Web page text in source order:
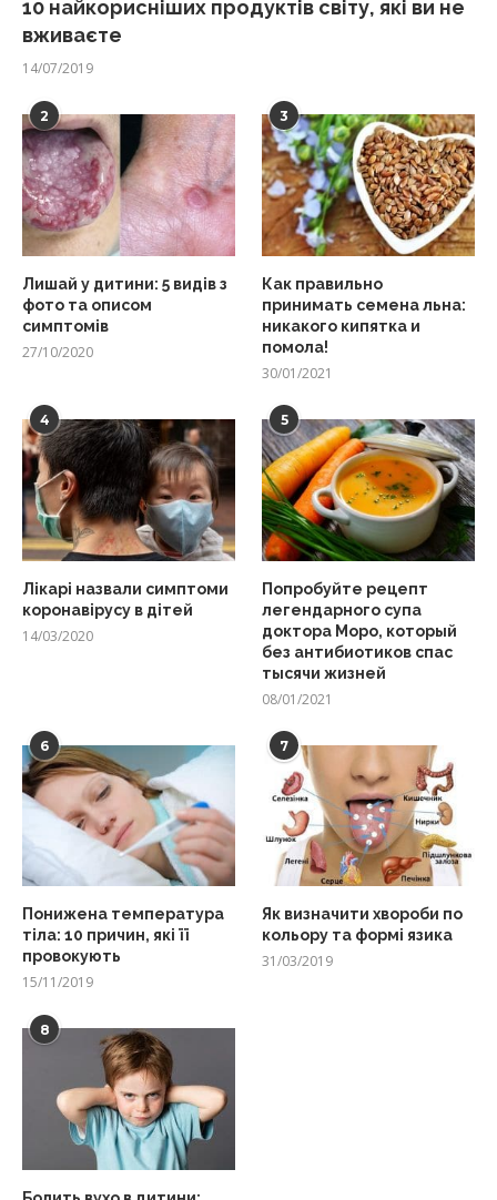
10 найкорисніших продуктів світу, які ви не
вживаєте
14/07/2019
2
Лишай у дитини: 5 видів з
фото та описом
симптомів
27/10/2020
3
Как правильно
принимать семена льна:
никакого кипятка и
помола!
30/01/2021
4
Лікарі назвали симптоми
коронавірусу в дітей
14/03/2020
5
Попробуйте рецепт
легендарного супа
доктора Моро, который
без антибиотиков спас
тысячи жизней
08/01/2021
6
Понижена температура
тіла: 10 причин, які її
провокують
15/11/2019
7
Як визначити хвороби по
кольору та формі язика
31/03/2019
8